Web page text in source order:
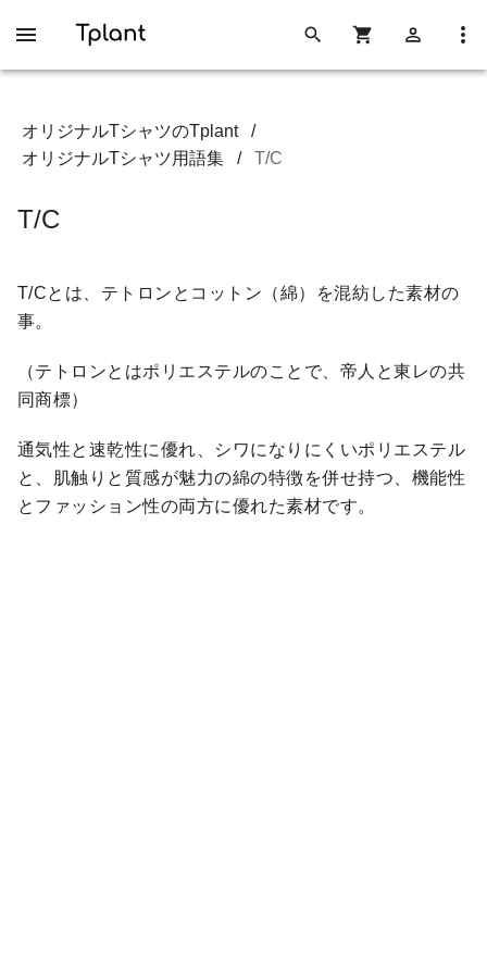
オリジナルTシャツのTplant
/
オリジナルTシャツ用語集
/ T/C
T/C
T/Cとは、テトロンとコットン（綿）を混紡した素材の
事。
（テトロンとはポリエステルのことで、帝人と東レの共
同商標）
通気性と速乾性に優れ、シワになりにくいポリエステル
と、肌触りと質感が魅力の綿の特徴を併せ持つ、機能性
とファッション性の両方に優れた素材です。